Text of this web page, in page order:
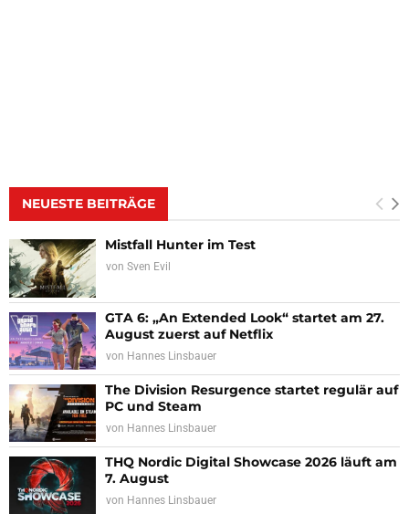
NEUESTE BEITRÄGE
Mistfall Hunter im Test
von Sven Evil
GTA 6: „An Extended Look“ startet am 27.
August zuerst auf Netflix
von Hannes Linsbauer
The Division Resurgence startet regulär auf
PC und Steam
von Hannes Linsbauer
THQ Nordic Digital Showcase 2026 läuft am
7. August
von Hannes Linsbauer